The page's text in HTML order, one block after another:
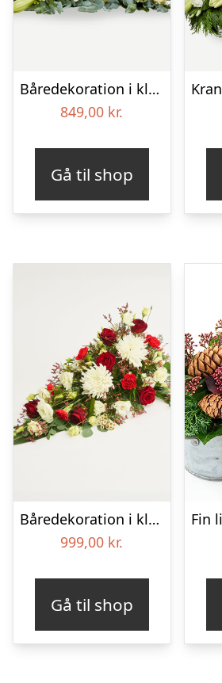
Båredekoration i klassisk stil – creme
849,00 kr.
Gå til shop
Båredekoration i klassisk stil – rød og hvid
999,00 kr.
Gå til shop